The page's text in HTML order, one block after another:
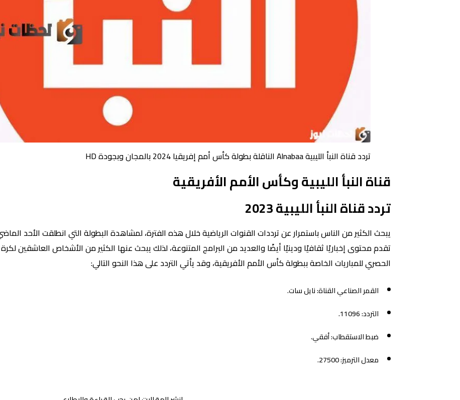
تردد قناة النبأ الليبية Alnabaa الناقلة بطولة كأس أمم إفريقيا 2024 بالمجان وبجودة HD
قناة النبأ الليبية وكأس الأمم الأفريقية
تردد قناة النبأ الليبية 2023
يبحث الكثير من الناس باستمرار عن ترددات القنوات الرياضية خلال هذه الفترة، لمشاهدة البطولة التي انطلقت الأحد
تقدم محتوى إخباريًا ثقافيًا ودينيًا أيضًا والعديد من البرامج المتنوعة، لذلك يبحث عنها الكثير من الأشخاص العاشقين
الحصري للمباريات الخاصة ببطولة كأس الأمم الأفريقية، وقد يأتي التردد على هذا النحو التالي:
القمر الصناعي القناة: نايل سات.
التردد: 11096.
ضبط الاستقطاب: أفقي.
معدل الترميز: 27500.